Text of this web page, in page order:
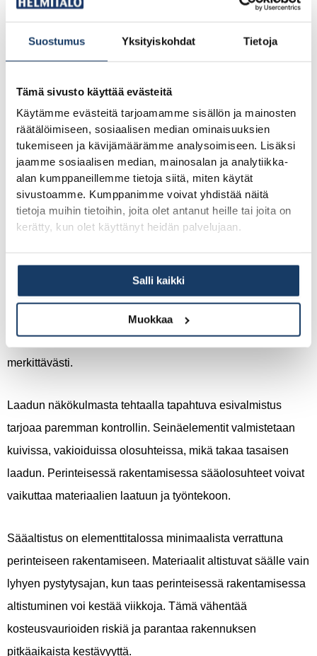
Suostumus Yksityiskohdat Tietoja
Tämä sivusto käyttää evästeitä
Käytämme evästeitä tarjoamamme sisällön ja mainosten
räätälöimiseen, sosiaalisen median ominaisuuksien
tukemiseen ja kävijämäärämme analysoimiseen. Lisäksi
jaamme sosiaalisen median, mainosalan ja analytiikka-
alan kumppaneillemme tietoja siitä, miten käytät
sivustoamme. Kumppanimme voivat yhdistää näitä
tietoja muihin tietoihin, joita olet antanut heille tai joita on
kerätty, kun olet käyttänyt heidän palvelujaan.
Salli kaikki
Muokkaa
Logistiset seikat, kuten elementtien toimitus oikeassa
työnkulun ilman turhia odotteluja.Tutustu pohjakuviin
nähdäksesi erilaisia talovaihtoehtoja.
Miten elementtitalon pystytys eroaa perinteisestä
rakentamisesta?
rakentamisessa seinät rakennetaan pala palalta työmaalla,
elementtitalossa valmiit seinäosat nostetaan paikalleen
päivässä. Tämä vähentää työmaalla vietettyä aikaa
merkittävästi.
Laadun näkökulmasta tehtaalla tapahtuva esivalmistus
tarjoaa paremman kontrollin. Seinäelementit valmistetaan
kuivissa, vakioiduissa olosuhteissa, mikä takaa tasaisen
laadun. Perinteisessä rakentamisessa sääolosuhteet voivat
vaikuttaa materiaalien laatuun ja työntekoon.
Sääaltistus on elementtitalossa minimaalista verrattuna
perinteiseen rakentamiseen. Materiaalit altistuvat säälle vain
lyhyen pystytysajan, kun taas perinteisessä rakentamisessa
altistuminen voi kestää viikkoja. Tämä vähentää
kosteusvaurioiden riskiä ja parantaa rakennuksen
pitkäaikaista kestävyyttä.